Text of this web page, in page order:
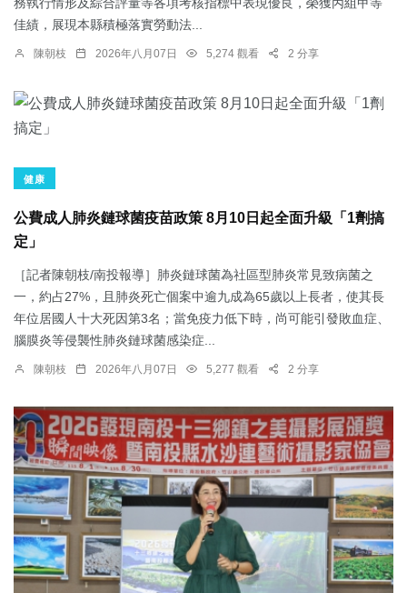
佳績，展現本縣積極落實勞動法...
陳朝枝 2026年八月07日 5,274 觀看 2 分享
健康
公費成人肺炎鏈球菌疫苗政策 8月10日起全面升級「1劑搞
定」
［記者陳朝枝/南投報導］肺炎鏈球菌為社區型肺炎常見致病菌之
一，約占27%，且肺炎死亡個案中逾九成為65歲以上長者，使其長
年位居國人十大死因第3名；當免疫力低下時，尚可能引發敗血症、
腦膜炎等侵襲性肺炎鏈球菌感染症...
陳朝枝 2026年八月07日 5,277 觀看 2 分享